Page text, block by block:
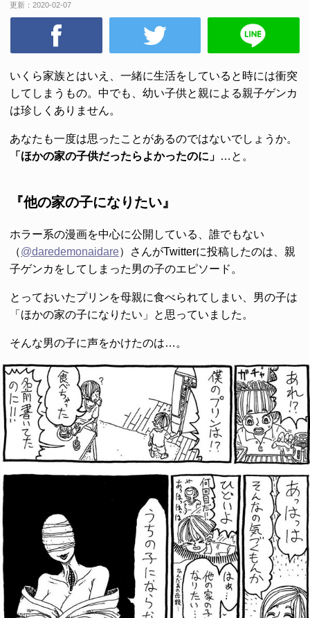
更新： 2020-02-07
いくら家族とはいえ、一緒に生活をしていると時には衝突
してしまうもの。中でも、幼い子供と親による親子ゲンカ
は珍しくありません。
あなたも一度は思ったことがあるのではないでしょうか。
「ほかの家の子供だったらよかったのに」 …と。
『他の家の子になりたい』
ホラー系の漫画を中心に公開している、誰でもない
（@daredemonaidare）さんがTwitterに投稿したのは、親
子ゲンカをしてしまった男の子のエピソード。
とっておいたプリンを母親に食べられてしまい、男の子は
「ほかの家の子になりたい」と思っていました。
そんな男の子に声をかけたのは…。